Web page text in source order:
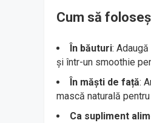
Cum să
În băuturi:
și într-un smoothie
În măști de față:
mască naturală
Ca supliment